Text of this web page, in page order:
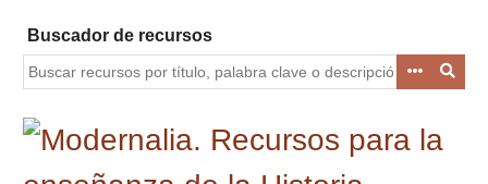
contenido
principal
Buscador de recursos